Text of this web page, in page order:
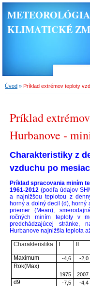
KLIMATICKÉ
Úvod » Príklad extrémov teploty
Príklad
Hurbanove -
Charakteristiky z
vzduchu po
Príklad spracovania miním
1961-2012 (podľa údajov
a najnižšou teplotou z
horný a dolný decil (d), horný
priemer (Mean),
ročných miním teploty v
predchádzajúcej
Hurbanove najnižšia teplota
Charakteristika
Maximum
-4,6 -2,0
Rok(Max)
1975 2007
d9 -7,5 -4,4